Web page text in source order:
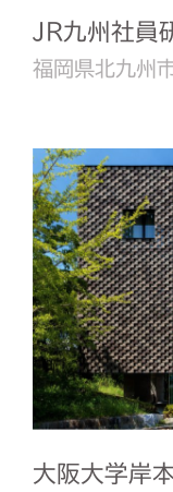
JR九州社員
福岡県北九州
大阪大学岸